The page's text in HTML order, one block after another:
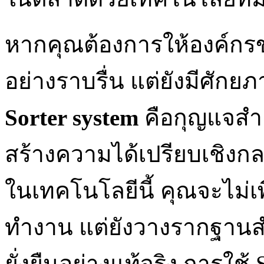
หากคุณต้องการให้องค์ก
อย่างราบรื่น แต่ยังมีศักยภ
Sorter system คือกุญแจส
สร้างความได้เปรียบเชิง
ในเทคโนโลยีนี้ คุณจะไม่
ทำงาน แต่ยังวางรากฐา